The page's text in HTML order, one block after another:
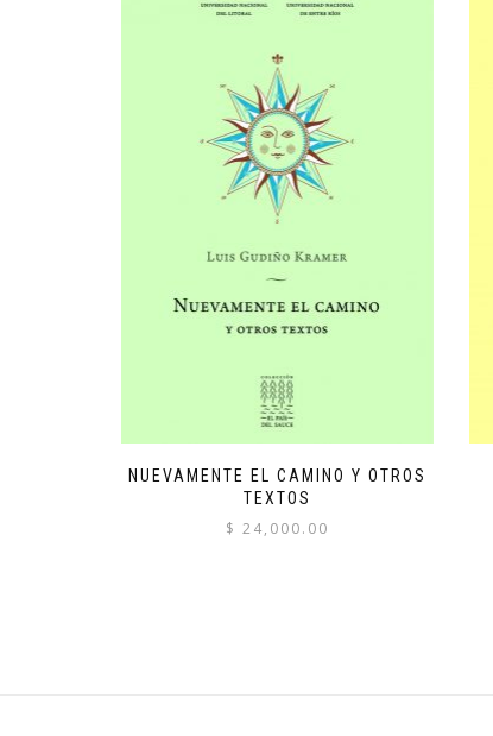
NUEVAMENTE EL CAMINO Y OTROS
TEXTOS
$ 24,000.00